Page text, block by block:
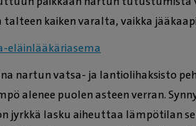
kaiken varalta, vaikka
eläinlääkäriasema
nartun vatsa- ja lantiolihaksisto
alenee puolen asteen verran.
jyrkkä lasku aiheuttaa lämpötilan